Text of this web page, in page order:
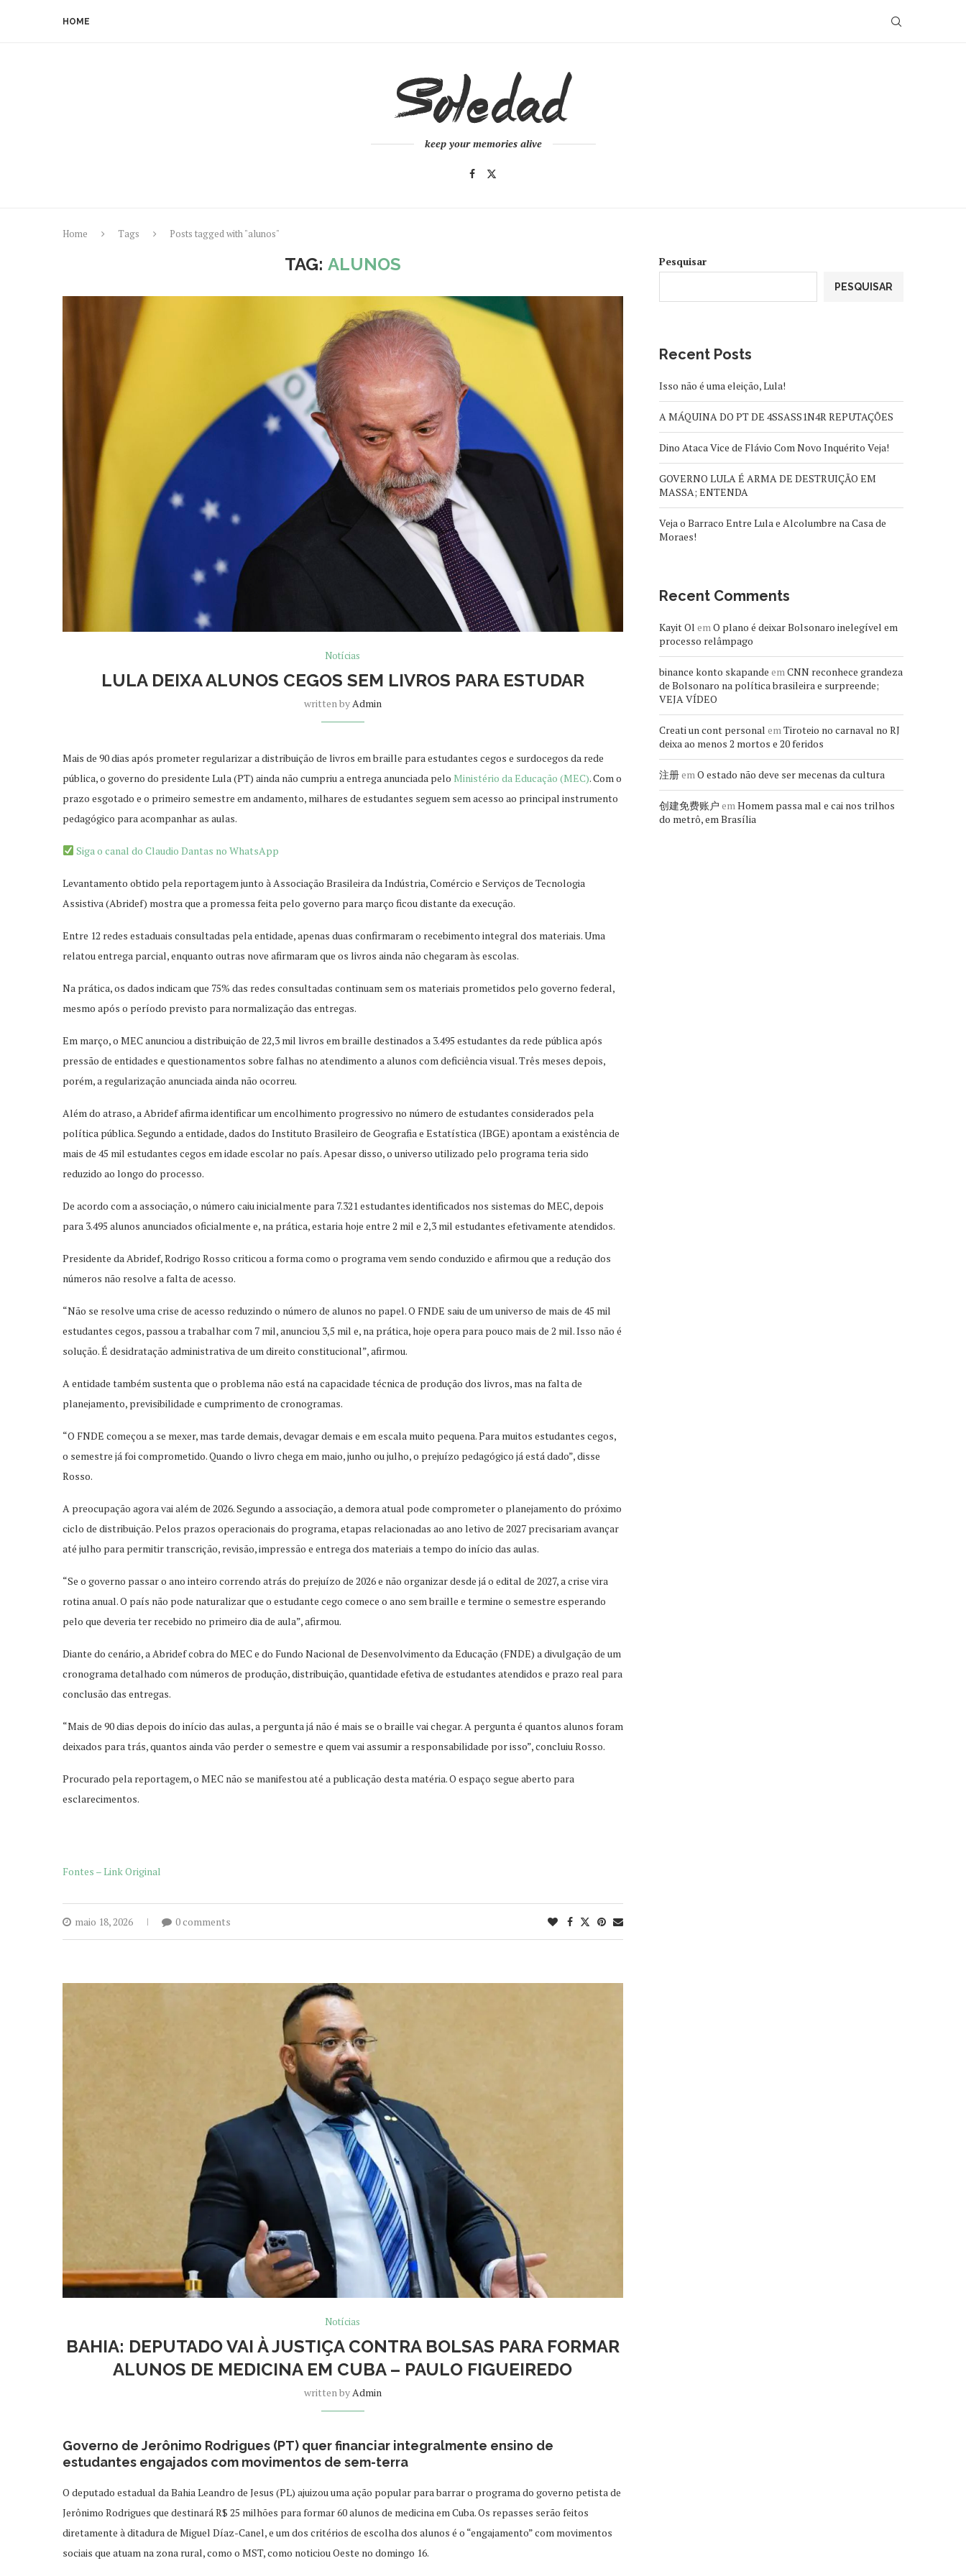
HOME
keep your memories alive
Home Tags Posts tagged with "alunos"
TAG: ALUNOS
Notícias
LULA DEIXA ALUNOS CEGOS SEM LIVROS PARA ESTUDAR
written by Admin
Mais de 90 dias após prometer regularizar a distribuição de livros em braille para estudantes cegos e surdocegos da rede
pública, o governo do presidente Lula (PT) ainda não cumpriu a entrega anunciada pelo Ministério da Educação (MEC). Com o
prazo esgotado e o primeiro semestre em andamento, milhares de estudantes seguem sem acesso ao principal instrumento
pedagógico para acompanhar as aulas.
Siga o canal do Claudio Dantas no WhatsApp
Levantamento obtido pela reportagem junto à Associação Brasileira da Indústria, Comércio e Serviços de Tecnologia
Assistiva (Abridef) mostra que a promessa feita pelo governo para março ficou distante da execução.
Entre 12 redes estaduais consultadas pela entidade, apenas duas confirmaram o recebimento integral dos materiais. Uma
relatou entrega parcial, enquanto outras nove afirmaram que os livros ainda não chegaram às escolas.
Na prática, os dados indicam que 75% das redes consultadas continuam sem os materiais prometidos pelo governo federal,
mesmo após o período previsto para normalização das entregas.
Em março, o MEC anunciou a distribuição de 22,3 mil livros em braille destinados a 3.495 estudantes da rede pública após
pressão de entidades e questionamentos sobre falhas no atendimento a alunos com deficiência visual. Três meses depois,
porém, a regularização anunciada ainda não ocorreu.
Além do atraso, a Abridef afirma identificar um encolhimento progressivo no número de estudantes considerados pela
política pública. Segundo a entidade, dados do Instituto Brasileiro de Geografia e Estatística (IBGE) apontam a existência de
mais de 45 mil estudantes cegos em idade escolar no país. Apesar disso, o universo utilizado pelo programa teria sido
reduzido ao longo do processo.
De acordo com a associação, o número caiu inicialmente para 7.321 estudantes identificados nos sistemas do MEC, depois
para 3.495 alunos anunciados oficialmente e, na prática, estaria hoje entre 2 mil e 2,3 mil estudantes efetivamente atendidos.
Presidente da Abridef, Rodrigo Rosso criticou a forma como o programa vem sendo conduzido e afirmou que a redução dos
números não resolve a falta de acesso.
“Não se resolve uma crise de acesso reduzindo o número de alunos no papel. O FNDE saiu de um universo de mais de 45 mil
estudantes cegos, passou a trabalhar com 7 mil, anunciou 3,5 mil e, na prática, hoje opera para pouco mais de 2 mil. Isso não é
solução. É desidratação administrativa de um direito constitucional”, afirmou.
A entidade também sustenta que o problema não está na capacidade técnica de produção dos livros, mas na falta de
planejamento, previsibilidade e cumprimento de cronogramas.
“O FNDE começou a se mexer, mas tarde demais, devagar demais e em escala muito pequena. Para muitos estudantes cegos,
o semestre já foi comprometido. Quando o livro chega em maio, junho ou julho, o prejuízo pedagógico já está dado”, disse
Rosso.
A preocupação agora vai além de 2026. Segundo a associação, a demora atual pode comprometer o planejamento do próximo
ciclo de distribuição. Pelos prazos operacionais do programa, etapas relacionadas ao ano letivo de 2027 precisariam avançar
até julho para permitir transcrição, revisão, impressão e entrega dos materiais a tempo do início das aulas.
“Se o governo passar o ano inteiro correndo atrás do prejuízo de 2026 e não organizar desde já o edital de 2027, a crise vira
rotina anual. O país não pode naturalizar que o estudante cego comece o ano sem braille e termine o semestre esperando
pelo que deveria ter recebido no primeiro dia de aula”, afirmou.
Diante do cenário, a Abridef cobra do MEC e do Fundo Nacional de Desenvolvimento da Educação (FNDE) a divulgação de um
cronograma detalhado com números de produção, distribuição, quantidade efetiva de estudantes atendidos e prazo real para
conclusão das entregas.
“Mais de 90 dias depois do início das aulas, a pergunta já não é mais se o braille vai chegar. A pergunta é quantos alunos foram
deixados para trás, quantos ainda vão perder o semestre e quem vai assumir a responsabilidade por isso”, concluiu Rosso.
Procurado pela reportagem, o MEC não se manifestou até a publicação desta matéria. O espaço segue aberto para
esclarecimentos.
Fontes – Link Original
maio 18, 2026 0 comments
Notícias
BAHIA: DEPUTADO VAI À JUSTIÇA CONTRA BOLSAS PARA FORMAR
ALUNOS DE MEDICINA EM CUBA – PAULO FIGUEIREDO
written byAdmin
Governo de Jerônimo Rodrigues (PT) quer financiar integralmente ensino de
estudantes engajados com movimentos de sem-terra
O deputado estadual da Bahia Leandro de Jesus (PL) ajuizou uma ação popular para barrar o programa do governo petista de
Jerônimo Rodrigues que destinará R$ 25 milhões para formar 60 alunos de medicina em Cuba. Os repasses serão feitos
diretamente à ditadura de Miguel Díaz-Canel, e um dos critérios de escolha dos alunos é o “engajamento” com movimentos
sociais que atuam na zona rural, como o MST, como noticiou Oeste no domingo 16.
Pesquisar
PESQUISAR
Recent Posts
Isso não é uma eleição, Lula!
A MÁQUINA DO PT DE 4SSASS1N4R REPUTAÇÕES
Dino Ataca Vice de Flávio Com Novo Inquérito Veja!
GOVERNO LULA É ARMA DE DESTRUIÇÃO EM
MASSA; ENTENDA
Veja o Barraco Entre Lula e Alcolumbre na Casa de
Moraes!
Recent Comments
Kayit Ol emO plano é deixar Bolsonaro inelegível em
processo relâmpago
binance konto skapande emCNN reconhece grandeza
de Bolsonaro na política brasileira e surpreende;
VEJA VÍDEO
Creati un cont personal emTiroteio no carnaval no RJ
deixa ao menos 2 mortos e 20 feridos
注册emO estado não deve ser mecenas da cultura
创建免费账户 emHomem passa mal e cai nos trilhos
do metrô, em Brasília